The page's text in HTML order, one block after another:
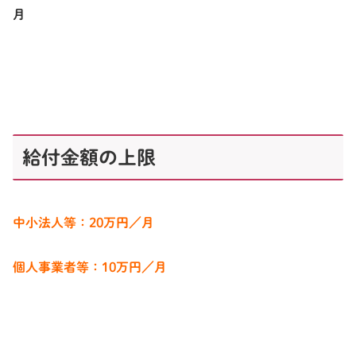
月
給付金額の上限
中小法人等：20万円／月
個人事業者等：10万円／月